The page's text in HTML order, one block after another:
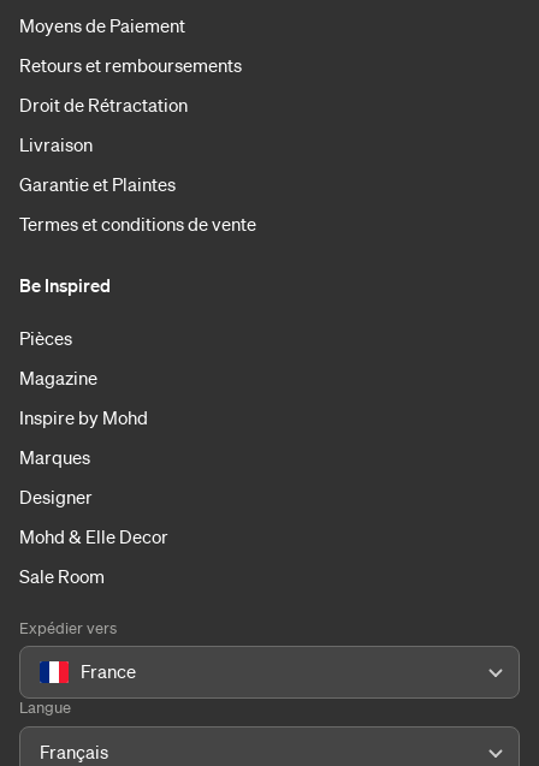
Moyens de Paiement
Retours et remboursements
Droit de Rétractation
Livraison
Garantie et Plaintes
Termes et conditions de vente
Be Inspired
Pièces
Magazine
Inspire by Mohd
Marques
Designer
Mohd & Elle Decor
Sale Room
Expédier vers
France
Langue
Français